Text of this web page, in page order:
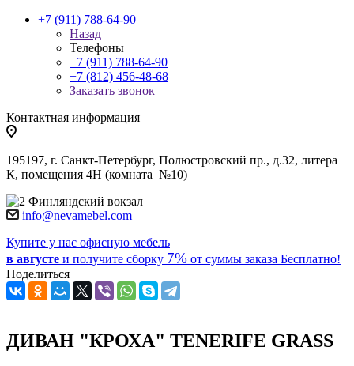
+7 (911) 788-64-90
Назад
Телефоны
+7 (911) 788-64-90
+7 (812) 456-48-68
Заказать звонок
Контактная информация
195197, г. Санкт-Петербург, Полюстровский пр., д.32, литера
К, помещения 4Н (комната №10)
Финляндский вокзал
info@nevamebel.com
Купите у нас офисную мебель
в августе и получите сборку 7% от суммы заказа Бесплатно!
Поделиться
ДИВАН "КРОХА" TENERIFE GRASS